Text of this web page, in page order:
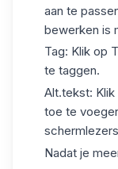
aan te
bewerken is
Tag: Klik op
te taggen.
Alt.tekst:
toe te
Nadat je